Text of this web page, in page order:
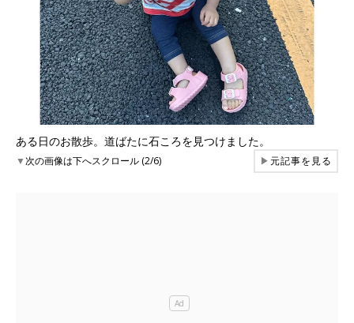
ある日のお散歩。道ばたに石ころを見つけました。
▼次の画像は下へスクロール (2/6) ▶元記事を見る